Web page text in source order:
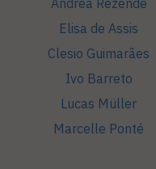
Elisa de Assis
Clesio Guimarães
Ivo Barreto
Lucas Müller
Marcelle Ponté